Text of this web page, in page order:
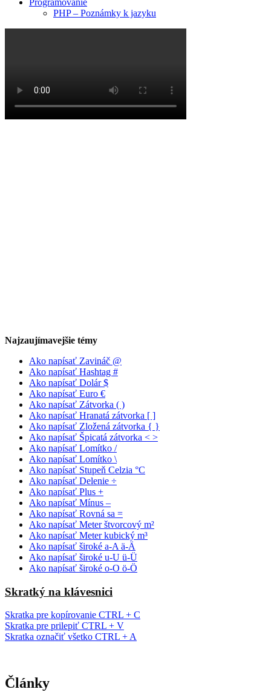
Programovanie
PHP – Poznámky k jazyku
Najzaujímavejšie témy
Ako napísať Zavináč @
Ako napísať Hashtag #
Ako napísať Dolár $
Ako napísať Euro €
Ako napísať Zátvorka ( )
Ako napísať Hranatá zátvorka [ ]
Ako napísať Zložená zátvorka { }
Ako napísať Špicatá zátvorka < >
Ako napísať Lomítko /
Ako napísať Lomítko \
Ako napísať Stupeň Celzia °C
Ako napísať Delenie ÷
Ako napísať Plus +
Ako napísať Mínus –
Ako napísať Rovná sa =
Ako napísať Meter štvorcový m²
Ako napísať Meter kubický m³
Ako napísať široké a-A ä-Ä
Ako napísať široké u-U ü-Ü
Ako napísať široké o-O ö-Ö
Skratký na klávesnici
Skratka pre kopírovanie CTRL + C
Skratka pre prilepiť CTRL + V
Skratka označiť všetko CTRL + A
Články